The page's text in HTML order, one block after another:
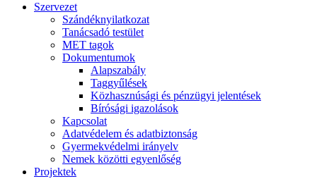
Szervezet
Szándéknyilatkozat
Tanácsadó testület
MET tagok
Dokumentumok
Alapszabály
Taggyűlések
Közhasznúsági és pénzügyi jelentések
Bírósági igazolások
Kapcsolat
Adatvédelem és adatbiztonság
Gyermekvédelmi irányelv
Nemek közötti egyenlőség
Projektek